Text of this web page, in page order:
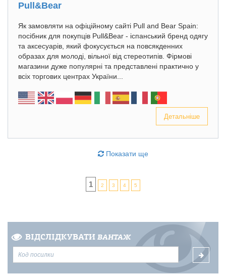
Pull&Bear
Як замовляти на офіційному сайті Pull and Bear Spain:
посібник для покупців Pull&Bear - іспанський бренд одягу
та аксесуарів, який фокусується на повсякденних
образах для молоді, вільної від стереотипів. Фірмові
магазини дуже популярні та представлені практично у
всіх торгових центрах України...
Детальніше
Показати ще
1 2 3 4 5
ВІДСЛІДКУВАТИ ВАНТАЖ